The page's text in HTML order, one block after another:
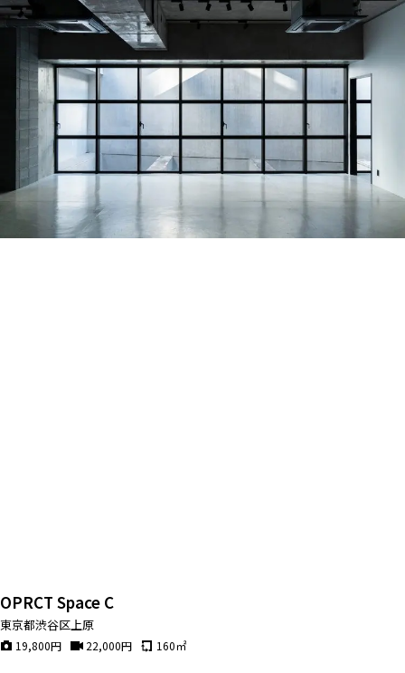
OPRCT Space C
東京都渋谷区上原
19,800円 22,000円 160㎡